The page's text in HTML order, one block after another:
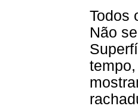
Todos
Não